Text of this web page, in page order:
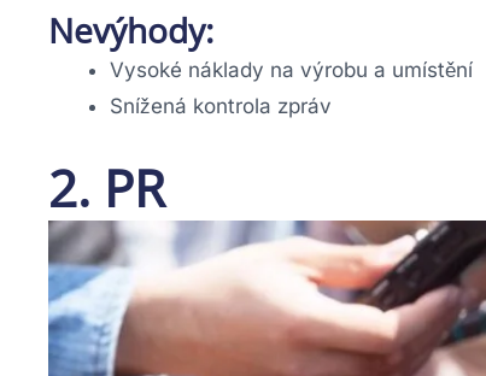
Nevýhody:
Vysoké náklady na výrobu a umístění
Snížená kontrola zpráv
2. PR